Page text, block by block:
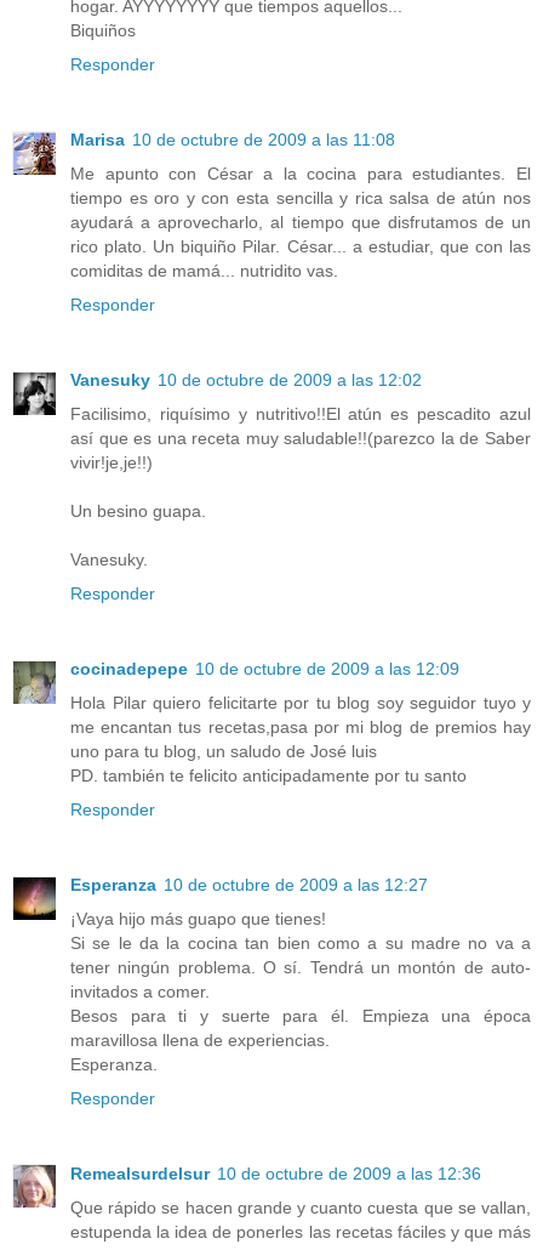
hogar. AYYYYYYYY que tiempos aquellos...
Biquiños
Responder
Marisa 10 de octubre de 2009 a las 11:08
Me apunto con César a la cocina para estudiantes. El
tiempo es oro y con esta sencilla y rica salsa de atún nos
ayudará a aprovecharlo, al tiempo que disfrutamos de un
rico plato. Un biquiño Pilar. César... a estudiar, que con las
comiditas de mamá... nutridito vas.
Responder
Vanesuky 10 de octubre de 2009 a las 12:02
Facilisimo, riquísimo y nutritivo!!El atún es pescadito azul
así que es una receta muy saludable!!(parezco la de Saber
vivir!je,je!!)
Un besino guapa.
Vanesuky.
Responder
cocinadepepe 10 de octubre de 2009 a las 12:09
Hola Pilar quiero felicitarte por tu blog soy seguidor tuyo y
me encantan tus recetas,pasa por mi blog de premios hay
uno para tu blog, un saludo de José luis
PD. también te felicito anticipadamente por tu santo
Responder
Esperanza 10 de octubre de 2009 a las 12:27
¡Vaya hijo más guapo que tienes!
Si se le da la cocina tan bien como a su madre no va a
tener ningún problema. O sí. Tendrá un montón de auto-
invitados a comer.
Besos para ti y suerte para él. Empieza una época
maravillosa llena de experiencias.
Esperanza.
Responder
Remealsurdelsur 10 de octubre de 2009 a las 12:36
Que rápido se hacen grande y cuanto cuesta que se vallan,
estupenda la idea de ponerles las recetas fáciles y que más